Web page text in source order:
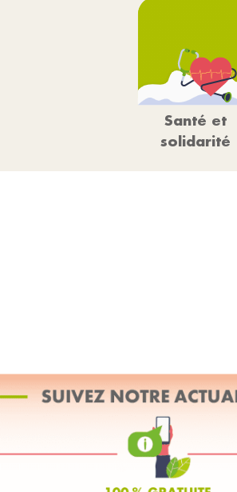
Santé et
solidarité